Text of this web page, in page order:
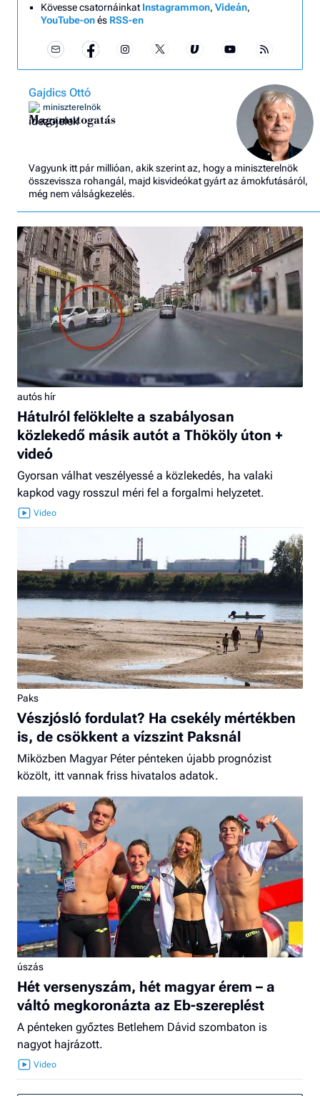
Kövesse csatornáinkat Instagrammon, Videán,
YouTube-onés RSS-en
Gajdics Ottó
miniszterelnök
Magamutogatás
Vagyunk itt pár millióan, akik szerint az, hogy a miniszterelnök
összevissza rohangál, majd kisvideókat gyárt az ámokfutásáról,
még nem válságkezelés.
autós hír
Hátulról felöklelte a szabályosan
közlekedő másik autót a Thököly úton +
videó
Gyorsan válhat veszélyessé a közlekedés, ha valaki
kapkod vagy rosszul méri fel a forgalmi helyzetet.
Paks
Vészjósló fordulat? Ha csekély mértékben
is, de csökkent a vízszint Paksnál
Miközben Magyar Péter pénteken újabb prognózist
közölt, itt vannak friss hivatalos adatok.
úszás
Hét versenyszám, hét magyar érem – a
váltó megkoronázta az Eb-szereplést
A pénteken győztes Betlehem Dávid szombaton is
nagyot hajrázott.